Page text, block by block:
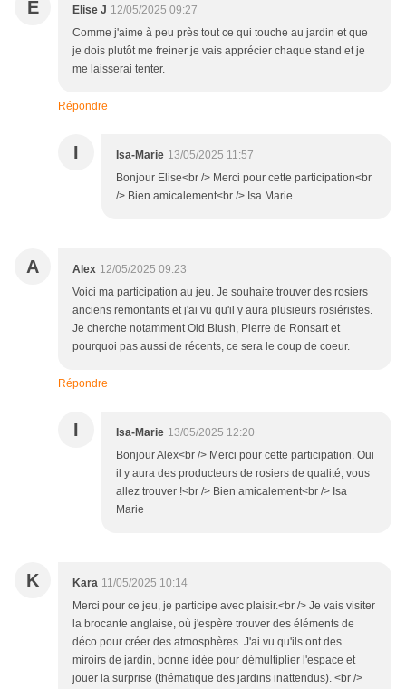
E Elise J 12/05/2025 09:27
Comme j'aime à peu près tout ce qui touche au jardin et que
je dois plutôt me freiner je vais apprécier chaque stand et je
me laisserai tenter.
Répondre
I Isa-Marie 13/05/2025 11:57
Bonjour Elise<br /> Merci pour cette participation<br
/> Bien amicalement<br /> Isa Marie
A Alex 12/05/2025 09:23
Voici ma participation au jeu. Je souhaite trouver des rosiers
anciens remontants et j'ai vu qu'il y aura plusieurs rosiéristes.
Je cherche notamment Old Blush, Pierre de Ronsart et
pourquoi pas aussi de récents, ce sera le coup de coeur.
Répondre
I Isa-Marie 13/05/2025 12:20
Bonjour Alex<br /> Merci pour cette participation. Oui
il y aura des producteurs de rosiers de qualité, vous
allez trouver !<br /> Bien amicalement<br /> Isa
Marie
K Kara 11/05/2025 10:14
Merci pour ce jeu, je participe avec plaisir.<br /> Je vais visiter
la brocante anglaise, où j'espère trouver des éléments de
déco pour créer des atmosphères. J'ai vu qu'ils ont des
miroirs de jardin, bonne idée pour démultiplier l'espace et
jouer la surprise (thématique des jardins inattendus). <br />